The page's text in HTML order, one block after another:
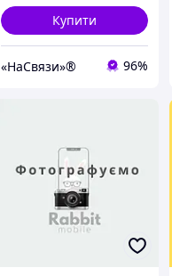
Купити
«НаСвязи»® 96%